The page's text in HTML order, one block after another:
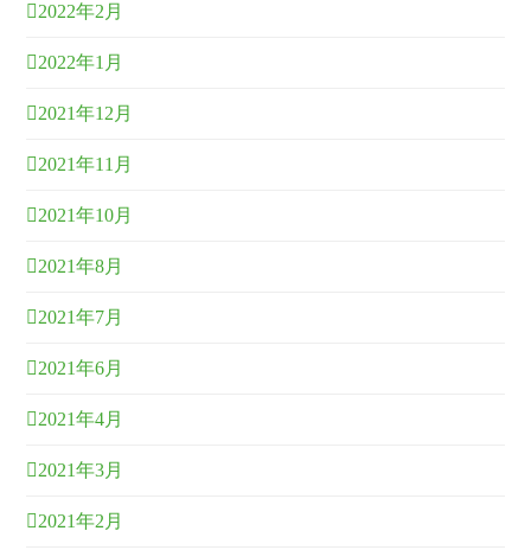
2022年2月
2022年1月
2021年12月
2021年11月
2021年10月
2021年8月
2021年7月
2021年6月
2021年4月
2021年3月
2021年2月